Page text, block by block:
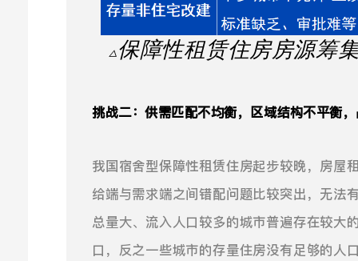
△保障性租赁住房房源筹
挑战二：供需匹配不均衡，区域结构不平衡
我国宿舍型保障性租赁住房起步较晚，房屋
给端与需求端之间错配问题比较突出，无法
总量大、流入人口较多的城市普遍存在较大
口，反之一些城市的存量住房没有足够的人